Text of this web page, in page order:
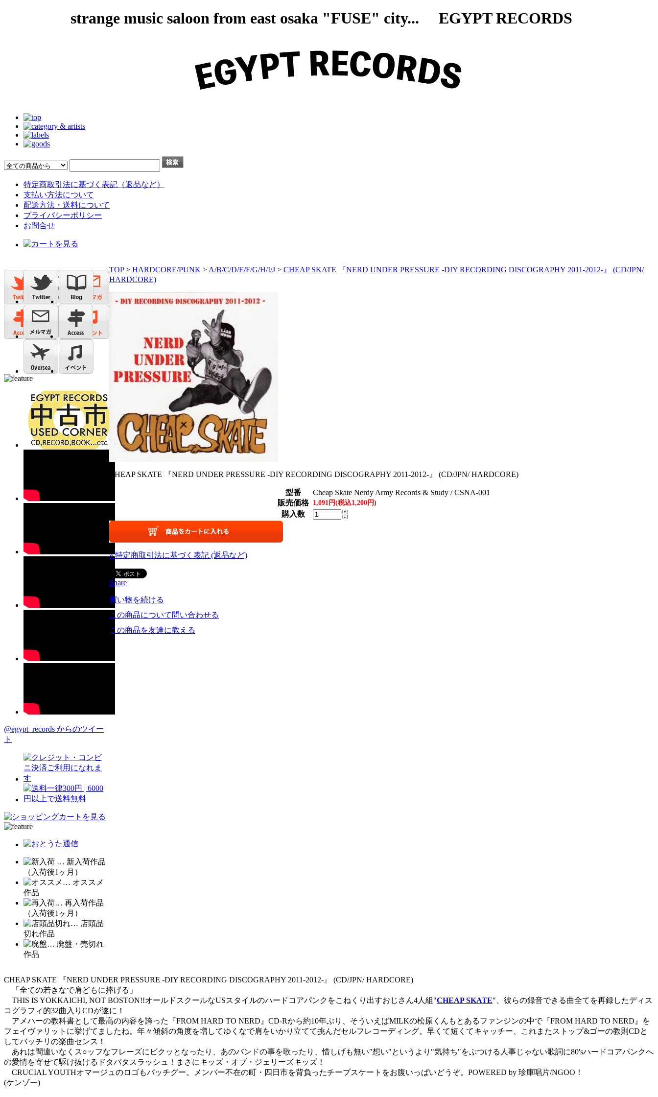
strange music saloon from east osaka "FUSE" city... EGYPT RECORDS
特定商取引法に基づく表記（返品など）
支払い方法について
配送方法・送料について
プライバシーポリシー
お問合せ
@egypt_records からのツイー
ト
… 新入荷作品
（入荷後1ヶ月）
… オススメ
作品
… 再入荷作品
（入荷後1ヶ月）
… 店頭品
切れ作品
… 廃盤・売切れ
作品
TOP> HARDCORE/PUNK > A/B/C/D/E/F/G/H/I/J > CHEAP SKATE 『NERD UNDER PRESSURE -DIY RECORDING DISCOGRAPHY 2011-2012-』 (CD/JPN/
HARDCORE)
CHEAP SKATE 『NERD UNDER PRESSURE -DIY RECORDING DISCOGRAPHY 2011-2012-』 (CD/JPN/ HARDCORE)
型番
Cheap Skate Nerdy Army Records & Study / CSNA-001
販売価格
1,091円(税込1,200円)
購入数
» 特定商取引法に基づく表記 (返品など)
Share
買い物を続ける
この商品について問い合わせる
この商品を友達に教える
CHEAP SKATE 『NERD UNDER PRESSURE -DIY RECORDING DISCOGRAPHY 2011-2012-』 (CD/JPN/ HARDCORE)
「全ての若きなで肩どもに捧げる」
THIS IS YOKKAICHI, NOT BOSTON!!オールドスクールなUSスタイルのハードコアパンクをこねくり出すおじさん4人組"CHEAP SKATE"、彼らの録音できる曲全てを再録したディス
コグラフィ的32曲入りCDが遂に！
アメハーの教科書として最高の内容を誇った『FROM HARD TO NERD』CD-Rから約10年ぶり、そういえばMILKの松原くんもとあるファンジンの中で『FROM HARD TO NERD』を
フェイヴァリットに挙げてましたね。年々傾斜の角度を増してゆくなで肩をいかり立てて挑んだセルフレコーディング。早くて短くてキャッチー、これまたストップ&ゴーの教則CDと
してバッチリの楽曲センス！
あれは間違いなくス○ッフなフレーズにビクッとなったり、あのバンドの事を歌ったり、惜しげも無い"想い"というより"気持ち"をぶつける人事じゃない歌詞に80'sハードコアパンクへ
の愛情を寄せて駆け抜けるドタバタスラッシュ！まさにキッズ・オブ・ジェリーズキッズ！
CRUCIAL YOUTHオマージュのロゴもバッチグー。メンバー不在の町・四日市を背負ったチープスケートをお腹いっぱいどうぞ。POWERED by 珍庫唱片/NGOO！
(ケンゾー)